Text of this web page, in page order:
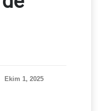
Ekim 1, 2025